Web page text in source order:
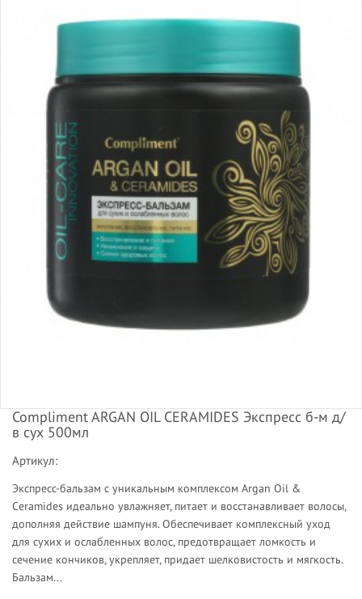
Compliment ARGAN OIL CERAMIDES Экспресс б-м д/
в сух 500мл
Артикул:
Экспресс-бальзам с уникальным комплексом Argan Oil &
Ceramides идеально увлажняет, питает и восстанавливает волосы,
дополняя действие шампуня. Обеспечивает комплексный уход
для сухих и ослабленных волос, предотвращает ломкость и
сечение кончиков, укрепляет, придает шелковистость и мягкость.
Бальзам...